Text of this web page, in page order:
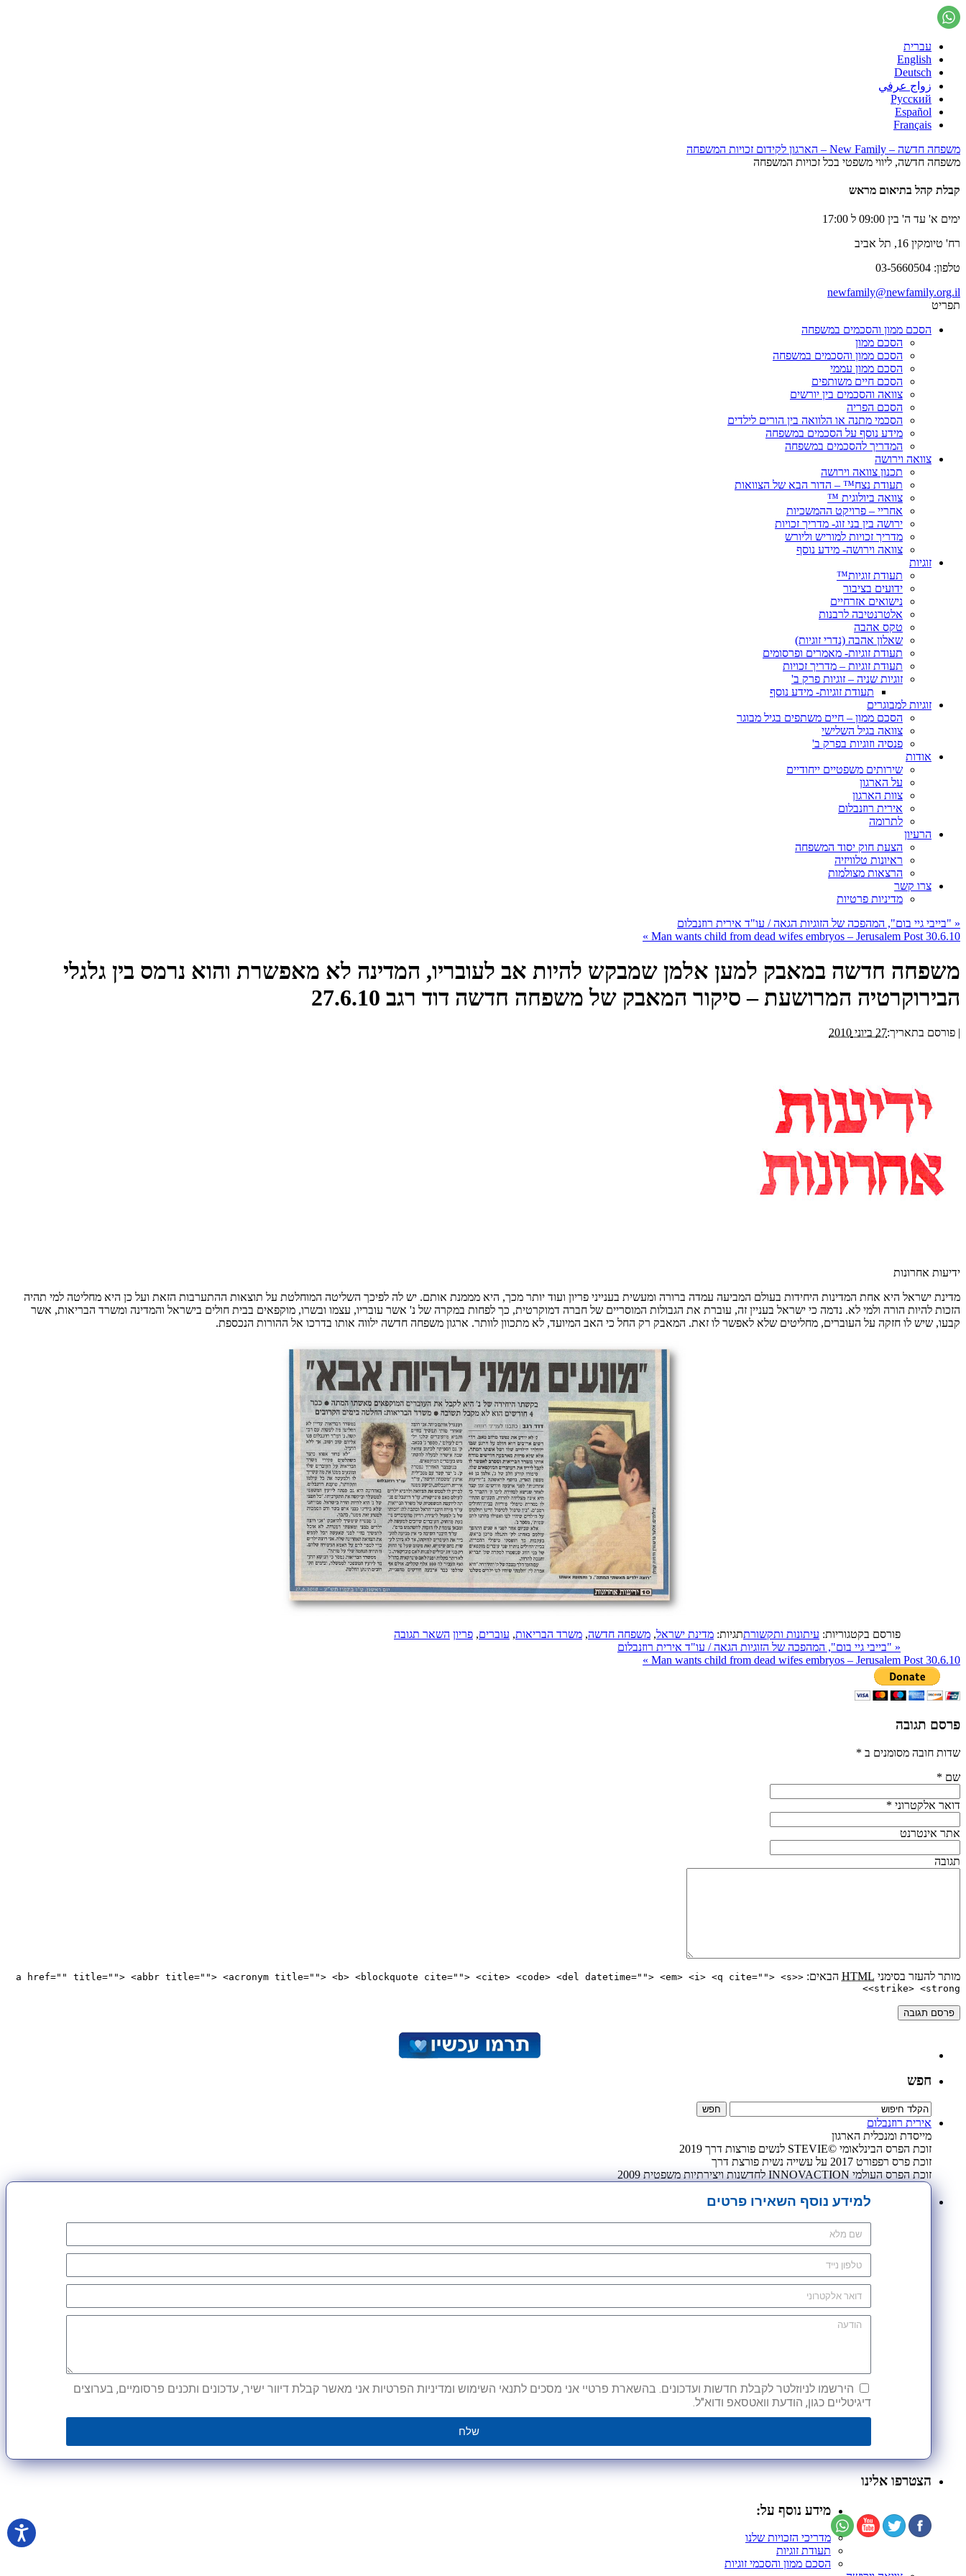
עברית
English
Deutsch
زواج عرفي
Русский
Español
Français
משפחה חדשה – New Family – הארגון לקידום זכויות המשפחה
משפחה חדשה, ליווי משפטי בכל זכויות המשפחה
קבלת קהל בתיאום מראש
ימים א' עד ה' בין 09:00 ל 17:00
רח' טיומקין 16, תל אביב
טלפון: 03-5660504
newfamily@newfamily.org.il
תפריט
הסכם ממון והסכמים במשפחה
הסכם ממון
הסכם ממון והסכמים במשפחה
הסכם ממון עממי
הסכם חיים משותפים
צוואה והסכמים בין יורשים
הסכם הפריה
הסכמי מתנה או הלוואה בין הורים לילדים
מידע נוסף על הסכמים במשפחה
המדריך להסכמים במשפחה
צוואה וירושה
תכנון צוואה וירושה
תעודת נצח™ – הדור הבא של הצוואות
צוואה ביולוגית ™
אחריי – פרויקט ההמשכיות
ירושה בין בני זוג- מדריך זכויות
מדריך זכויות למוריש וליורש
צוואה וירושה- מידע נוסף
זוגיות
תעודת זוגיות™
ידועים בציבור
נישואים אזרחיים
אלטרנטיבה לרבנות
טקס אהבה
שאלון אהבה (נדרי זוגיות)
תעודת זוגיות- מאמרים ופרסומים
תעודת זוגיות – מדריך זכויות
זוגיות שניה – זוגיות פרק ב'
תעודת זוגיות- מידע נוסף
זוגיות למבוגרים
הסכם ממון – חיים משתפים בגיל מבוגר
צוואה בגיל השלישי
פנסיה וזוגיות בפרק ב'
אודות
שירותים משפטיים ייחודיים
על הארגון
צוות הארגון
אירית רוזנבלום
לתרומה
הרעיון
הצעת חוק יסוד המשפחה
ראיונות טלוויזיה
הרצאות מצולמות
צרו קשר
מדיניות פרטיות
« "בייבי גיי בום", המהפכה של הזוגיות הגאה / עו"ד אירית רוזנבלום
Man wants child from dead wifes embryos – Jerusalem Post 30.6.10
»
משפחה חדשה במאבק למען אלמן שמבקש להיות אב לעובריו, המדינה לא מאפשרת והוא נרמס בין גלגלי
הבירוקרטיה המרושעת – סיקור המאבק של משפחה חדשה דוד רגב 27.6.10
| פורסם בתאריך:27 ביוני 2010
ידיעות אחרונות
מדינת ישראל היא אחת המדינות היחידות בעולם המביעה עמדה ברורה ומעשית בענייני פריון ועוד יותר מכך, היא מממנת אותם. יש לה לפיכך השליטה המוחלטת על תוצאות ההתערבות הזאת ועל כן היא מחליטה למי תהיה
הזכות להיות הורה ולמי לא. נדמה כי ישראל בעניין זה, עוברת את הגבולות המוסריים של חברה דמוקרטית, כך לפחות במקרה של נ' אשר עובריו, עצמו ובשרו, מוקפאים בבית חולים בישראל והמדינה ומשרד הבריאות, אשר
קבעו, שיש לו חזקה על העוברים, מחליטים שלא לאפשר לו זאת. המאבק רק החל כי האב המיועד, לא מתכוון לוותר. ארגון משפחה חדשה ילווה אותו בדרכו אל ההורות הנכספת.
פורסם בקטגוריות: עיתונות ותקשורתתגיות: מדינת ישראל, משפחה חדשה, משרד הבריאות, עוברים, פריון השאר תגובה
« "בייבי גיי בום", המהפכה של הזוגיות הגאה / עו"ד אירית רוזנבלום
Man wants child from dead wifes embryos – Jerusalem Post 30.6.10
»
פרסם תגובה
שדות חובה מסומנים ב *
שם *
דואר אלקטרוני *
אתר אינטרנט
תגובה
מותר להעזר בסימני HTML הבאים:
<a href="" title=""> <abbr title=""> <acronym title=""> <b> <blockquote cite=""> <cite> <code> <del datetime=""> <em> <i> <q cite=""> <s>
<strike> <strong>
חפש
אירית רוזנבלום
מייסדת ומנכלית הארגון
זוכת הפרס הבינלאומי ©STEVIE לנשים פורצות דרך 2019
זוכת פרס רפפורט 2017 על עשייה נשית פורצת דרך
זוכת הפרס העולמי INNOVACTION לחדשנות ויצירתיות משפטית 2009
למידע נוסף השאירו פרטים
הירשמו לניוזלטר לקבלת חדשות ועדכונים. בהשארת פרטיי אני מסכים לתנאי השימוש ומדיניות הפרטיות אני מאשר קבלת דיוור ישיר, עדכונים ותכנים פרסומיים, בערוצים
דיגיטליים כגון, הודעת וואטסאפ ודוא"ל.
שלח
הצטרפו אלינו
מידע נוסף על:
מדריכי הזכויות שלנו
תעודת זוגיות
הסכם ממון והסכמי זוגיות